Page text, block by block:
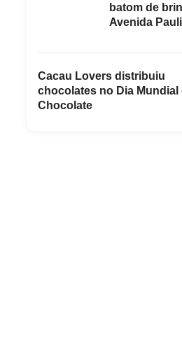
batom de
Avenida
Cacau Lovers distribuiu
chocolates no Dia Mundial
Chocolate